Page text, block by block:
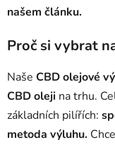
našem článku.
Proč si vybrat
Naše CBD olejové
CBD oleji na trhu.
základních pilířích:
metoda výluhu.